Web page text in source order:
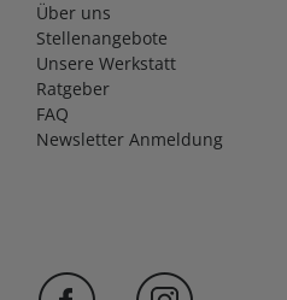
Über uns
Stellenangebote
Unsere Werkstatt
Ratgeber
FAQ
Newsletter Anmeldung